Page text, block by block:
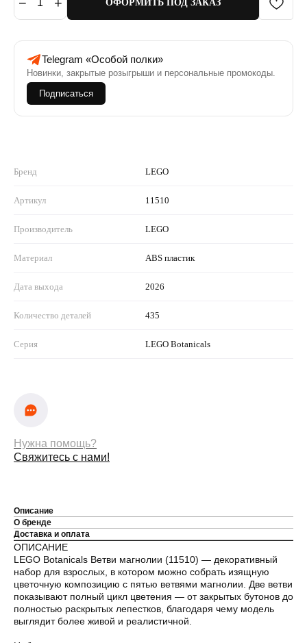
ОФОРМИТЬ ПОД ЗАКАЗ
Telegram «Особой полки»
Новинки, закрытые розыгрыши и персональные промокоды.
Подписаться
Бренд LEGO
Артикул 11510
Производитель LEGO
Материал ABS пластик
Дата выхода 2026
Количество деталей 435
Серия LEGO Botanicals
Нужна помощь?
Свяжитесь с нами!
Описание
О бренде
Доставка и оплата
ОПИСАНИЕ
LEGO Botanicals Ветви магнолии (11510) — декоративный
набор для взрослых, в котором можно собрать изящную
цветочную композицию с пятью ветвями магнолии. Две ветви
показывают полный цикл цветения — от закрытых бутонов до
полностью раскрытых лепестков, благодаря чему модель
выглядит более живой и реалистичной.